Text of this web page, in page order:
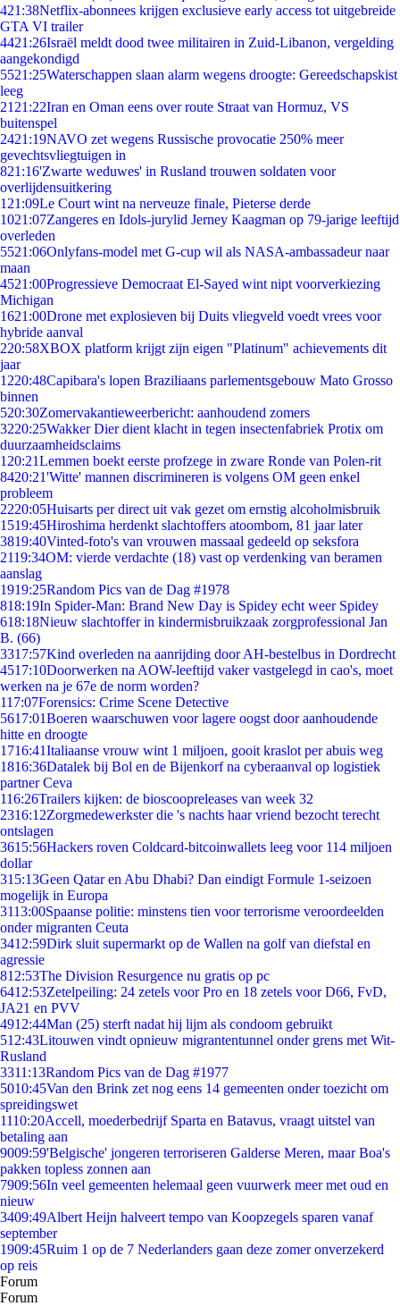
421:38Netflix-abonnees krijgen exclusieve early access tot uitgebreide
GTA VI trailer
4421:26Israël meldt dood twee militairen in Zuid-Libanon, vergelding
aangekondigd
5521:25Waterschappen slaan alarm wegens droogte: Gereedschapskist
leeg
21 21:22Iran en Oman eens over route Straat van Hormuz, VS
buitenspel
2421:19NAVO zet wegens Russische provocatie 250% meer
gevechtsvliegtuigen in
821:16'Zwarte weduwes' in Rusland trouwen soldaten voor
overlijdensuitkering
1 21:09Le Court wint na nerveuze finale, Pieterse derde
1021:07Zangeres en Idols-jurylid Jerney Kaagman op 79-jarige leeftijd
overleden
5521:06Onlyfans-model met G-cup wil als NASA-ambassadeur naar
maan
4521:00Progressieve Democraat El-Sayed wint nipt voorverkiezing
Michigan
1621:00Drone met explosieven bij Duits vliegveld voedt vrees voor
hybride aanval
220:58XBOX platform krijgt zijn eigen "Platinum" achievements dit
jaar
1220:48Capibara's lopen Braziliaans parlementsgebouw Mato Grosso
binnen
520:30Zomervakantieweerbericht: aanhoudend zomers
3220:25Wakker Dier dient klacht in tegen insectenfabriek Protix om
duurzaamheidsclaims
1 20:21Lemmen boekt eerste profzege in zware Ronde van Polen-rit
8420:21'Witte' mannen discrimineren is volgens OM geen enkel
probleem
2220:05Huisarts per direct uit vak gezet om ernstig alcoholmisbruik
1519:45Hiroshima herdenkt slachtoffers atoombom, 81 jaar later
3819:40Vinted-foto's van vrouwen massaal gedeeld op seksfora
2119:34OM: vierde verdachte (18) vast op verdenking van beramen
aanslag
1919:25Random Pics van de Dag #1978
818:19In Spider-Man: Brand New Day is Spidey echt weer Spidey
618:18Nieuw slachtoffer in kindermisbruikzaak zorgprofessional Jan
B. (66)
3317:57Kind overleden na aanrijding door AH-bestelbus in Dordrecht
4517:10Doorwerken na AOW-leeftijd vaker vastgelegd in cao's, moet
werken na je 67e de norm worden?
117:07Forensics: Crime Scene Detective
5617:01Boeren waarschuwen voor lagere oogst door aanhoudende
hitte en droogte
1716:41Italiaanse vrouw wint 1 miljoen, gooit kraslot per abuis weg
1816:36Datalek bij Bol en de Bijenkorf na cyberaanval op logistiek
partner Ceva
116:26Trailers kijken: de bioscoopreleases van week 32
2316:12Zorgmedewerkster die 's nachts haar vriend bezocht terecht
ontslagen
3615:56Hackers roven Coldcard-bitcoinwallets leeg voor 114 miljoen
dollar
315:13Geen Qatar en Abu Dhabi? Dan eindigt Formule 1-seizoen
mogelijk in Europa
3113:00Spaanse politie: minstens tien voor terrorisme veroordeelden
onder migranten Ceuta
3412:59Dirk sluit supermarkt op de Wallen na golf van diefstal en
agressie
812:53The Division Resurgence nu gratis op pc
6412:53Zetelpeiling: 24 zetels voor Pro en 18 zetels voor D66, FvD,
JA21 en PVV
4912:44Man (25) sterft nadat hij lijm als condoom gebruikt
512:43Litouwen vindt opnieuw migrantentunnel onder grens met Wit-
Rusland
3311:13Random Pics van de Dag #1977
5010:45Van den Brink zet nog eens 14 gemeenten onder toezicht om
spreidingswet
1110:20Accell, moederbedrijf Sparta en Batavus, vraagt uitstel van
betaling aan
9009:59'Belgische' jongeren terroriseren Galderse Meren, maar Boa's
pakken topless zonnen aan
7909:56In veel gemeenten helemaal geen vuurwerk meer met oud en
nieuw
3409:49Albert Heijn halveert tempo van Koopzegels sparen vanaf
september
1909:45Ruim 1 op de 7 Nederlanders gaan deze zomer onverzekerd
op reis
Forum
Forum